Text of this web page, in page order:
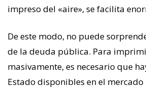
impreso del «aire», se facilita
De este modo, no puede
de la deuda pública. Para
masivamente, es necesario que
Estado disponibles en el